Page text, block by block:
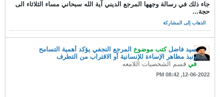
جاء ذلك في رسالة وجهها المرجع الديني آية الله سبحاني مساء الثلاثاء الى
حجة...
الذهاب إلى المشاركة
سيد فاضل كتب موضوع المرجع النجفي يؤكد أهمية التسامح
ونبذ مظاهر اﻹساءة للإنسانية أو الاقتراب من التطرف
في قسم الشخصيات اللامعه
12-06-2022, 08:42 PM